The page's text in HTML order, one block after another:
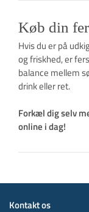
Køb din
Hvis du er på
og friskhed, er
balance mellem
drink eller ret.
Forkæl dig selv
online i dag!
Kontakt os